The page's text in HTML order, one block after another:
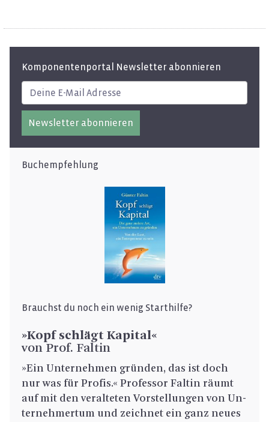
Komponentenportal Newsletter abonnieren
Newsletter abonnieren
Buchempfehlung
Brauchst du noch ein wenig Start­hil­fe?
»Kopf schlägt Ka­pi­tal«
von Prof. Fal­tin
»Ein Un­ter­neh­men grün­den, das ist doch
nur was für Pro­fis.« Pro­fes­sor Fal­tin räumt
auf mit den ver­al­te­ten Vor­stel­lun­gen von Un­
ter­neh­mer­tum und zeich­net ein ganz neues